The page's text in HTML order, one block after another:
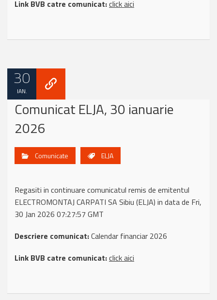
Link BVB catre comunicat:click aici
30
IAN.
Comunicat ELJA, 30 ianuarie
2026
Comunicate ELJA
Regasiti in continuare comunicatul remis de emitentul
ELECTROMONTAJ CARPATI SA Sibiu (ELJA) in data de Fri,
30 Jan 2026 07:27:57 GMT
Descriere comunicat:Calendar financiar 2026
Link BVB catre comunicat:click aici